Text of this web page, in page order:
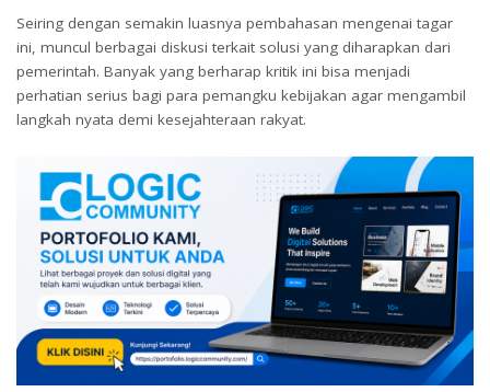
Seiring dengan semakin luasnya pembahasan mengenai tagar
ini, muncul berbagai diskusi terkait solusi yang diharapkan dari
pemerintah. Banyak yang berharap kritik ini bisa menjadi
perhatian serius bagi para pemangku kebijakan agar mengambil
langkah nyata demi kesejahteraan rakyat.